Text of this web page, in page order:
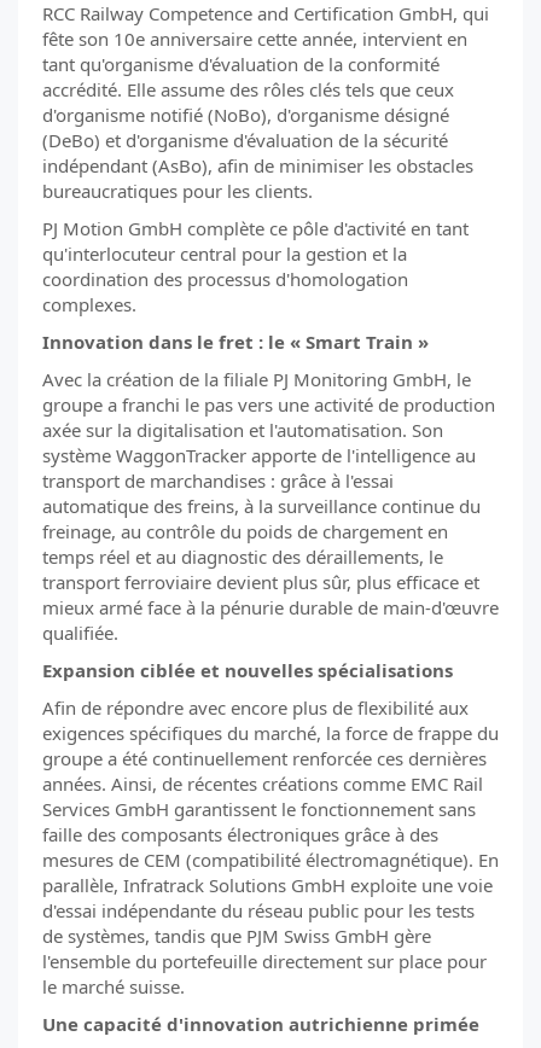
RCC Railway Competence and Certification GmbH, qui
fête son 10e anniversaire cette année, intervient en
tant qu'organisme d'évaluation de la conformité
accrédité. Elle assume des rôles clés tels que ceux
d'organisme notifié (NoBo), d'organisme désigné
(DeBo) et d'organisme d'évaluation de la sécurité
indépendant (AsBo), afin de minimiser les obstacles
bureaucratiques pour les clients.
PJ Motion GmbH complète ce pôle d'activité en tant
qu'interlocuteur central pour la gestion et la
coordination des processus d'homologation
complexes.
Innovation dans le fret : le « Smart Train »
Avec la création de la filiale PJ Monitoring GmbH, le
groupe a franchi le pas vers une activité de production
axée sur la digitalisation et l'automatisation. Son
système WaggonTracker apporte de l'intelligence au
transport de marchandises : grâce à l'essai
automatique des freins, à la surveillance continue du
freinage, au contrôle du poids de chargement en
temps réel et au diagnostic des déraillements, le
transport ferroviaire devient plus sûr, plus efficace et
mieux armé face à la pénurie durable de main-d'œuvre
qualifiée.
Expansion ciblée et nouvelles spécialisations
Afin de répondre avec encore plus de flexibilité aux
exigences spécifiques du marché, la force de frappe du
groupe a été continuellement renforcée ces dernières
années. Ainsi, de récentes créations comme EMC Rail
Services GmbH garantissent le fonctionnement sans
faille des composants électroniques grâce à des
mesures de CEM (compatibilité électromagnétique). En
parallèle, Infratrack Solutions GmbH exploite une voie
d'essai indépendante du réseau public pour les tests
de systèmes, tandis que PJM Swiss GmbH gère
l'ensemble du portefeuille directement sur place pour
le marché suisse.
Une capacité d'innovation autrichienne primée